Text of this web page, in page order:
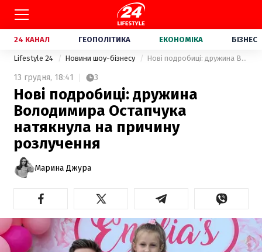
24 КАНАЛ ГЕОПОЛІТИКА ЕКОНОМІКА БІЗНЕС
Lifestyle 24 Новини шоу-бізнесу Нові подробиці: дружина Володимира Остапчука натякнула на причину розлучення
13 грудня, 18:41 3
Нові подробиці: дружина
Володимира Остапчука
натякнула на причину
розлучення
Марина Джура